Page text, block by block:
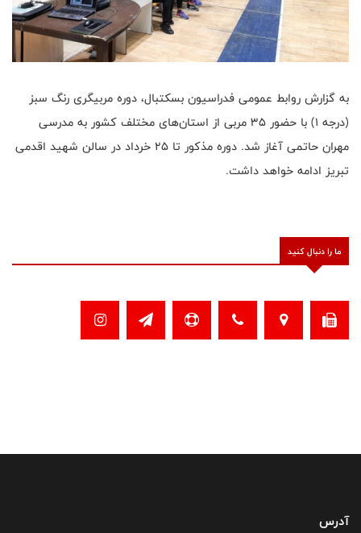
به گزارش روابط عمومی فدراسیون بسکتبال، دوره مربیگری رنگ سبز
(درجه ۱) با حضور ۳۵ مربی از استان‌های مختلف کشور به مدرسی
مهران حاتمی آغاز شد. دوره مذکور تا ۲۵ خرداد در سالن شهید اقدمی
تبریز ادامه خواهد داشت.
ما را دنبال کنید
آدرس